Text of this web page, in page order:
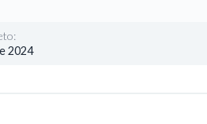
2024